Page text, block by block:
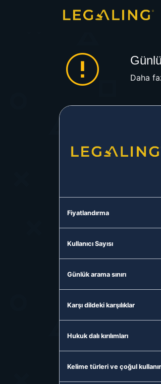
Daha
Fiyatlandırma
Kullanıcı Sayısı
Günlük arama sınırı
Karşı dildeki karşılıklar
Hukuk dalı kırılımları
Kelime türleri ve çoğul